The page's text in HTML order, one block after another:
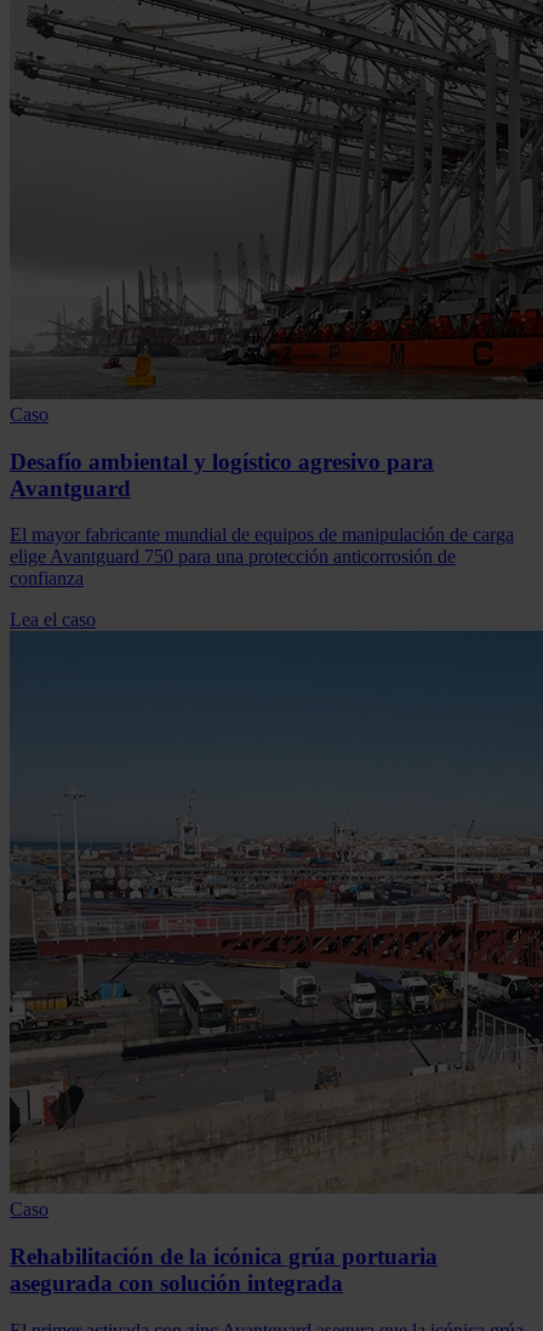
Caso
Desafío ambiental y logístico agresivo para
Avantguard
El mayor fabricante mundial de equipos de manipulación de carga
elige Avantguard 750 para una protección anticorrosión de
confianza
Lea el caso
Caso
Rehabilitación de la icónica grúa portuaria
asegurada con solución integrada